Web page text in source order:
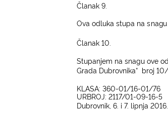
Članak 9.
Ova odluka stupa nasnag
Članak 10.
Stupanjem na snagu ove od
Grada Dubrovnika“ broj
KLASA: 360-01/16-01/76
URBROJ: 2117/01-09-16-5
Dubrovnik, 6. i 7. lipnja 2016.